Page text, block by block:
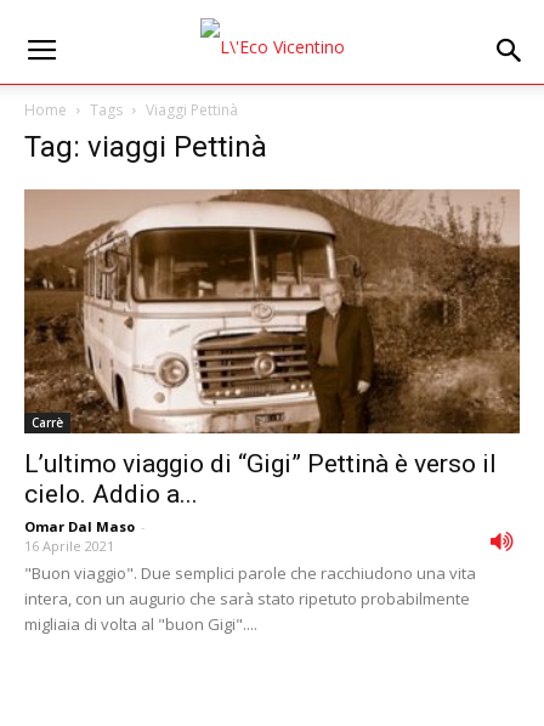
Home Tags Viaggi Pettinà
Tag: viaggi Pettinà
Carrè
L’ultimo viaggio di “Gigi” Pettinà è verso il
cielo. Addio a...
Omar Dal Maso -
16 Aprile 2021
"Buon viaggio". Due semplici parole che racchiudono una vita
intera, con un augurio che sarà stato ripetuto probabilmente
migliaia di volta al "buon Gigi"....